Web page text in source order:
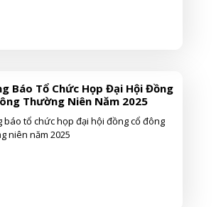
Báo Tổ Chức Họp Đại Hội Đồng
Thường Niên Năm 2025
báo tổ chức họp đại hội đồng cổ đông
niên năm 2025